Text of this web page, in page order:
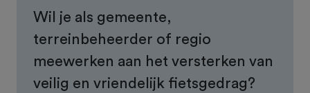
Wil je als gemeente,
terreinbeheerder of regio
meewerken aan het versterken van
veilig en vriendelijk fietsgedrag?